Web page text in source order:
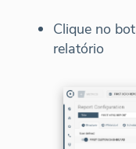
Clique no
relatório